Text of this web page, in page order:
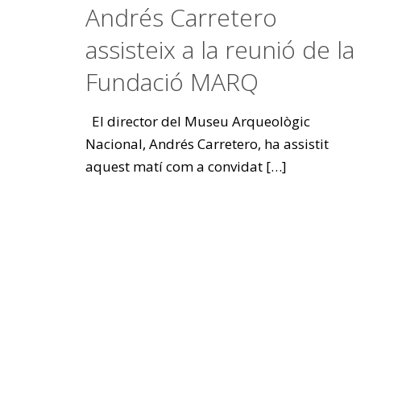
Andrés Carretero
assisteix a la reunió de la
Fundació MARQ
El director del Museu Arqueològic
Nacional, Andrés Carretero, ha assistit
aquest matí com a convidat[…]